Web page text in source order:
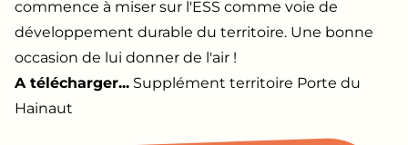
commence à miser sur l'ESS comme voie de
développement durable du territoire. Une bonne
occasion de lui donner de l'air !
A télécharger... Supplément territoire Porte du
Hainaut